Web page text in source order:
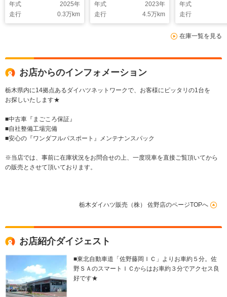
年式
2025年
走行
0.3万km
年式
2023年
走行
4.5万km
年式
走行
在庫一覧を見る
お店からのインフォメーション
栃木県内に14拠点あるダイハツネットワークで、お客様にピッタリの1台を
お探しいたします★
■中古車『まごころ保証』
■自社整備工場完備
■安心の『ワンダフルパスポート』メンテナンスパック
※当店では、事前に在庫状況をお問合せの上、一度現車を直接ご覧頂いてから
の販売とさせて頂いております。
栃木ダイハツ販売（株） 佐野店のページTOPへ
お店紹介ダイジェスト
■東北自動車道「佐野藤岡ＩＣ」よりお車約５分。佐
野ＳＡのスマートＩＣからはお車約３分でアクセス良
好です★